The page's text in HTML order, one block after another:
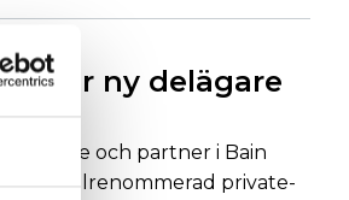
blir ny delägare
och partner i Bain
och välrenommerad private-